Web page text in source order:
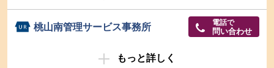
桃山南管理サービス事務所 電話で
問い合わせ
もっと詳しく